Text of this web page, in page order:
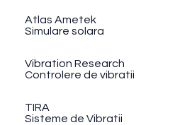
Atlas Ametek
Simulare solara
Vibration Research
Controlere de vibratii
TIRA
Sisteme de Vibratii